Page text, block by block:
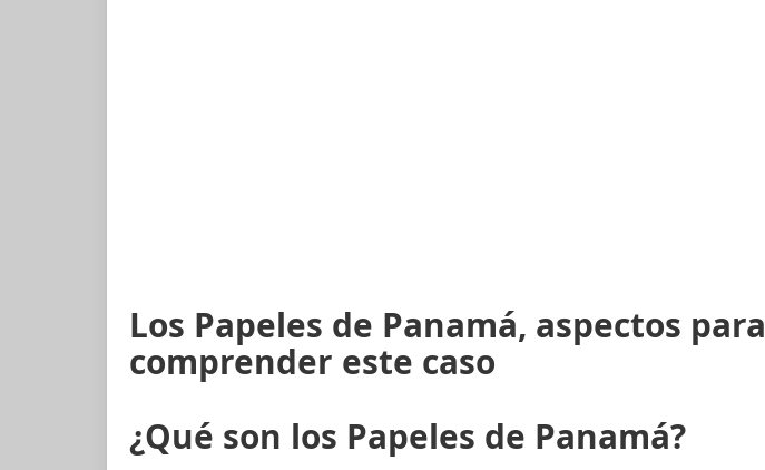
Los Papeles de Panamá, aspectos para
comprender este caso
¿Qué son los Papeles de Panamá?